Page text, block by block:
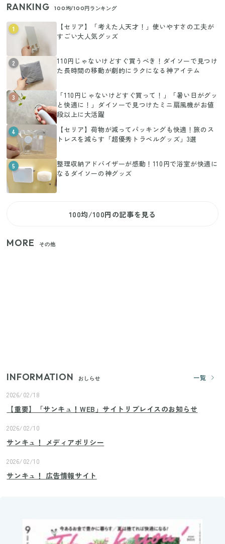
RANKING 100均/100円ランキング
1
【セリア】「考えた人天才！」使いやすさの工夫が
すごい大人気グッズ
2
110円じゃないけどすぐ買うべき！ダイソーで見つけ
た長時間の移動が劇的にラクになる神アイテム
3
「110円じゃないけどすぐ買って！」「暑い日がグッ
と快適に！」ダイソーで見つけたミニ扇風機がお値
段以上に大活躍
4
【セリア】荷物が減ってパッキングも快適！旅のス
トレスを減らす「超優秀トラベルグッズ」3選
5
整理収納アドバイザーが感動！110円で浴室が快適に
なるダイソーの神グッズ
100均/100円の記事を見る
MORE その他
INFORMATION おしらせ
一覧
2026/02/18
【重要】「サンキュ！WEB」サイトリプレイスのお知らせ
2026/02/10
サンキュ！ メディアポリシー
2026/02/10
サンキュ！ 広告情報サイト